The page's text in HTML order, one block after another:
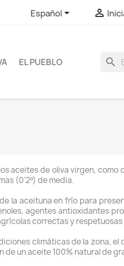
Español 
EL PUEBLO search
aceites de oliva virgen, como
(0'2º) de media.
la aceituna en frío para
agentes antioxidantes
correctas y respetuosas
climáticas de la zona, el
un aceite 100% natural de